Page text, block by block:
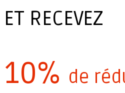
ET RECEVEZ
10% de